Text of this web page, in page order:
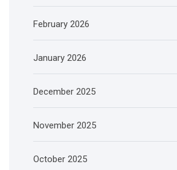
February 2026
January 2026
December 2025
November 2025
October 2025